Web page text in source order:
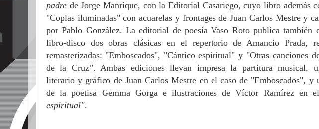
padre de Jorge Manrique, con la Editorial Casariego, cuyo libro además
"Coplas iluminadas" con acuarelas y frontages de Juan Carlos Mestre y
por Pablo González. La editorial de poesía Vaso Roto publica también
libro-disco dos obras clásicas en el repertorio de Amancio Prada,
remasterizadas: "Emboscados", "Cántico espiritual" y "Otras canciones
de la Cruz". Ambas ediciones llevan impresa la partitura musical,
literario y gráfico de Juan Carlos Mestre en el caso de "Emboscados", y
de la poetisa Gemma Gorga e ilustraciones de Víctor Ramírez en el
espiritual".